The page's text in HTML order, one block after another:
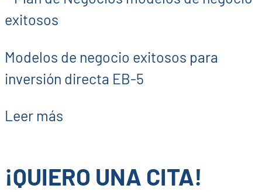
Modelos de negocio exitosos para
inversión directa EB-5
Leer más
¡QUIERO UNA CITA!